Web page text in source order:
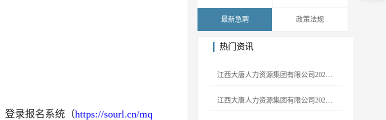
登录报名系统（https://sourl.cn/mq
最新急聘 政策法规
热门资讯
江西大唐人力资源集团有限公司2024年劳务派遣岗位人员公开招聘公告
江西大唐人力资源集团有限公司2023年劳务派遣岗位人员公开招聘公告